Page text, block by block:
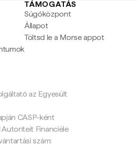
TÁMOGATÁS
Súgóközpont
Állapot
Töltsd le a Morse appot
az Egyesült
CASP-ként
Financiële
szám: